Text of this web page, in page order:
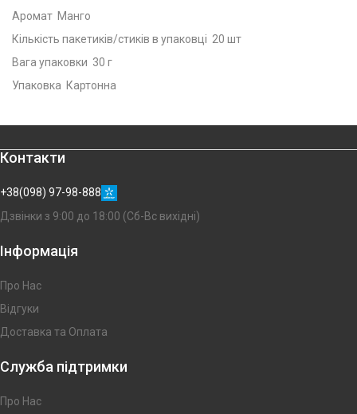
Аромат Манго
Кількість пакетиків/стиків в упаковці 20 шт
Вага упаковки 30 г
Упаковка Картонна
Контакти
+38(098) 97-98-888
Дзвінки з 9:00 до 18:00 (Сб-Вс вихідні)
Інформація
Про Нас
Відгуки
Доставка та Оплата
Служба підтримки
Про Нас